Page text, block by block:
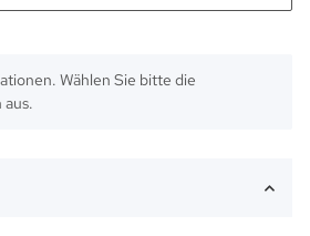
Wählen Sie bitte die